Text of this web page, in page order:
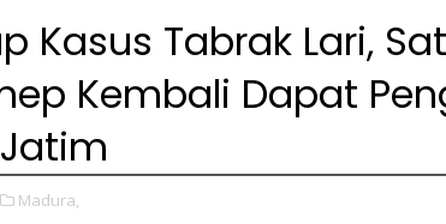
Kasus Tabrak Lari,
Kembali Dapat
Madura,